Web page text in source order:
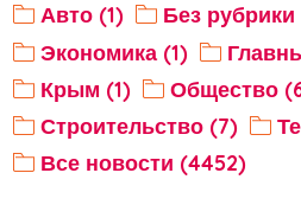
Авто (1)
Без рубрики
Экономика (1)
Крым (1)
Общество
Строительство (7)
Все новости (4452)